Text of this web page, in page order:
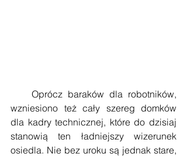
wzniesiono też cały szereg domków
dla kadry technicznej, które do dzisiaj
stanowią ten ładniejszy wizerunek
osiedla. Nie bez uroku są jednak stare,